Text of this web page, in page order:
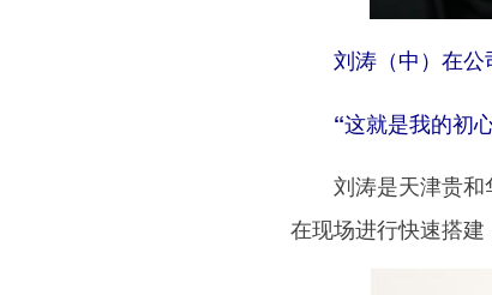
刘涛（中）在公
“这就是我的初
刘涛是天津贵和华
在现场进行快速搭建